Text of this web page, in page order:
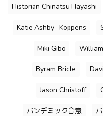
Historian Chinatsu Hayashi
Katie Ashby -Koppens
Miki Gibo
Byram Bridle
Jason Christoff
パンデミック合意